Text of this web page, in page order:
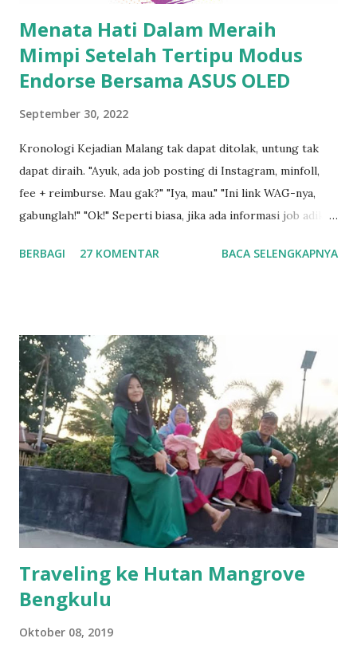
Menata Hati Dalam Meraih
Mimpi Setelah Tertipu Modus
Endorse Bersama ASUS OLED
September 30, 2022
Kronologi Kejadian Malang tak dapat ditolak, untung tak
dapat diraih. "Ayuk, ada job posting di Instagram, minfoll,
fee + reimburse. Mau gak?" "Iya, mau." "Ini link WAG-nya,
gabunglah!" "Ok!" Seperti biasa, jika ada informasi job adikku
jika ada info job yang Saya dapatkan maka akan Saya share
kemudian grup sudah dipenuhi dengan chat - teman
termasuk adikku - yang sudah mulai melakukan pemesanan,
mulai dari jenis pesanan (scarf/pasmina, tunik, gamis, Koko
+ sarung, sarimbit couple hingga sarimbit keluarga), ukuran
yang dipesan, hingga segala macam prosedur yang
meyakinkan jika campaign ini memang benar adanya, bukan
tipu-tipu. Terlebih yang menjadi penanggung jawab di grup
juga seorang teman satu profesi (di g...
BERBAGI 27 KOMENTAR BACA SELENGKAPNYA
Traveling ke Hutan Mangrove
Bengkulu
Oktober 08, 2019